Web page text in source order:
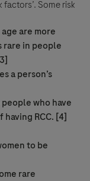
Some risk
are more
rare in people
a person’s
who have
having RCC. [4]
to be
rare
Daten für
erforderlich ist.
für medizinische
Sie auf "Akzeptieren
Daten (wobei die
Ihrer Daten ist) zu
mit den Roche-
Informationen zu
verarbeitet. Die
Ereignis
in
mit den
Ihre Daten